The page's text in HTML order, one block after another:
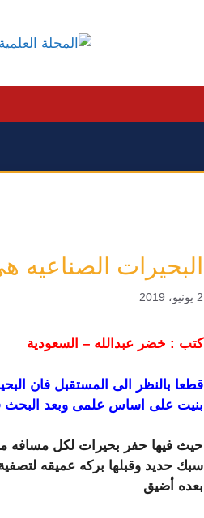
البحيرات الصناعيه
2 يونيو، 2019
كتب : خضر عبدالله – السعودية
قطعا بالنظر الى المستقبل فان
بنيت على اساس علمى وبعد البحث
حيث فيها حفر بحيرات لكل مسافه
سبك حديد وقبلها بركه عميقه
بعده أضيق